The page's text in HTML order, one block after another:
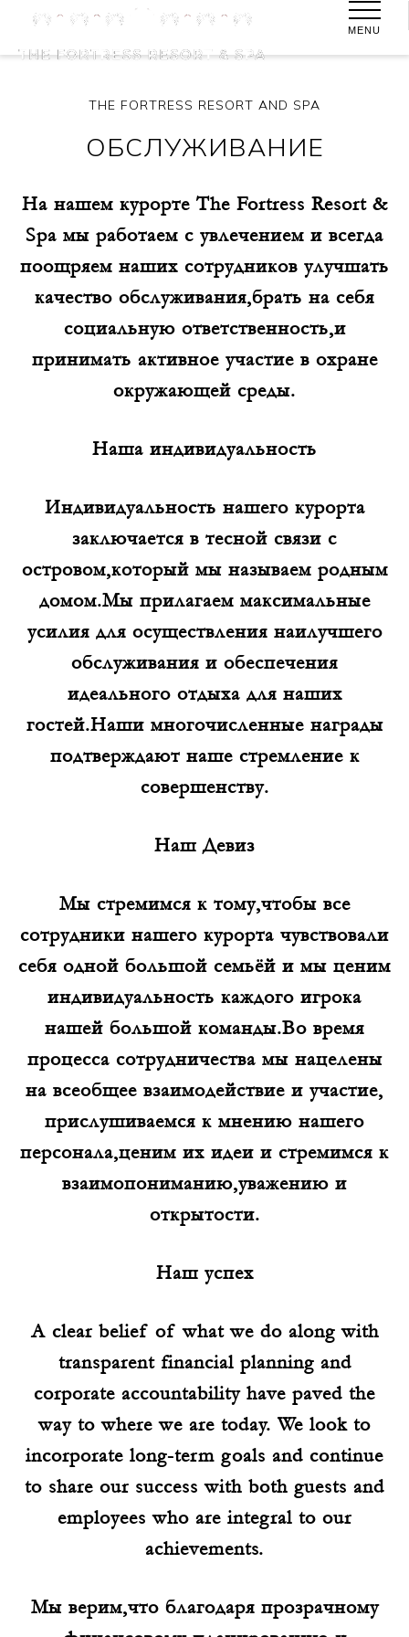
MENU
THE FORTRESS RESORT AND SPA
ОБСЛУЖИВАНИЕ
На нашем курорте Тhe Fortress Resort &
Spa мы работаем с увлечением и всегда
поощряем наших сотрудников улучшать
качество обслуживания,брать на себя
социальную ответственность,и
принимать активное участие в охране
окружающей среды.
Наша индивидуальность
Индивидуальность нашего курорта
заключается в тесной связи с
островом,который мы называем родным
домом.Мы прилагаем максимальные
усилия для осуществления наилучшего
обслуживания и обеспечения
идеального отдыха для наших
гостей.Наши многочисленные награды
подтверждают наше стремление к
совершенству.
Наш Девиз
Мы стремимся к тому,чтобы все
сотрудники нашего курорта чувствовали
себя одной большой семьёй и мы ценим
индивидуальность каждого игрока
нашей большой команды.Во время
процесса сотрудничества мы нацелены
на всеобщее взаимодействие и участие,
прислушиваемся к мнению нашего
персонала,ценим их идеи и стремимся к
взаимопониманию,уважению и
открытости.
Наш успех
A clear belief of what we do along with
transparent financial planning and
corporate accountability have paved the
way to where we are today. We look to
incorporate long-term goals and continue
to share our success with both guests and
employees who are integral to our
achievements.
Мы верим,что благодаря прозрачному